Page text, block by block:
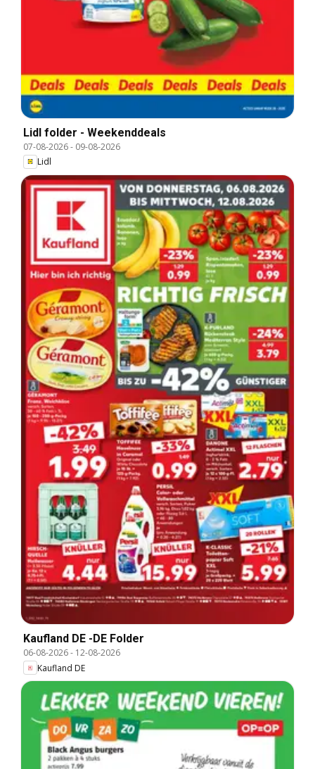
Lidl folder - Weekenddeals
07-08-2026- 09-08-2026
Lidl
Kaufland DE -DE Folder
06-08-2026- 12-08-2026
Kaufland DE